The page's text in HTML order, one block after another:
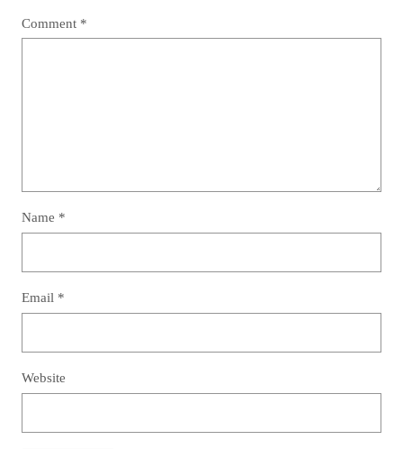
Comment *
Name *
Email *
Website